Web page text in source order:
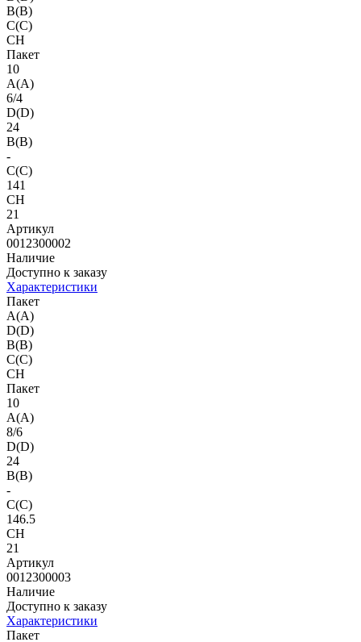
B(B)
C(C)
CH
Пакет
10
A(A)
6/4
D(D)
24
B(B)
-
C(C)
141
CH
21
Артикул
0012300002
Наличие
Доступно к заказу
Характеристики
Пакет
A(A)
D(D)
B(B)
C(C)
CH
Пакет
10
A(A)
8/6
D(D)
24
B(B)
-
C(C)
146.5
CH
21
Артикул
0012300003
Наличие
Доступно к заказу
Характеристики
Пакет